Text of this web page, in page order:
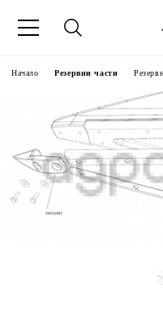
Начало Резервни части